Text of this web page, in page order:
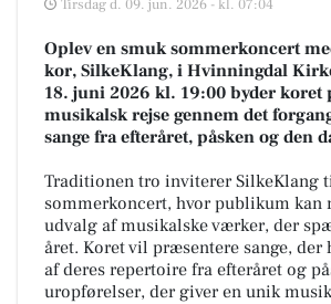
Tirsdag d. 09. jun. 2026 - kl. 07:04
Oplev en smuk sommerkoncert
kor, SilkeKlang, i Hvinningdal
18. juni 2026 kl. 19:00 byder koret
musikalsk rejse gennem det
sange fra efteråret, påsken og den
Traditionen tro inviterer SilkeKlang
sommerkoncert, hvor publikum kan
udvalg af musikalske værker, der
året. Koret vil præsentere sange, der
af deres repertoire fra efteråret og
uropførelser, der giver en unik